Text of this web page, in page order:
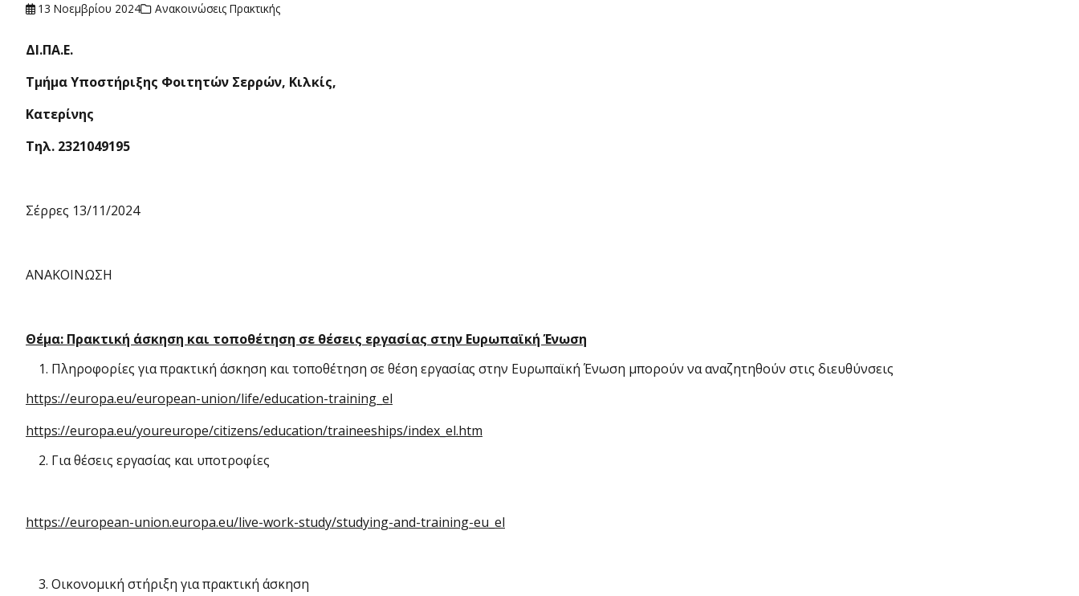
13 Νοεμβρίου 2024 Ανακοινώσεις Πρακτικής
ΔΙ.ΠΑ.Ε.
Τμήμα Υποστήριξης Φοιτητών Σερρών, Κιλκίς,
Κατερίνης
Τηλ. 2321049195
Σέρρες 13/11/2024
ΑΝΑΚΟΙΝΩΣΗ
Θέμα: Πρακτική άσκηση και τοποθέτηση σε θέσεις εργασίας στην Ευρωπαϊκή Ένωση
Πληροφορίες για πρακτική άσκηση και τοποθέτηση σε θέση εργασίας στην Ευρωπαϊκή Ένωση μπορούν να αναζητηθούν στις διευθύνσεις
https://europa.eu/european-union/life/education-training_el
https://europa.eu/youreurope/citizens/education/traineeships/index_el.htm
Για θέσεις εργασίας και υποτροφίες
https://european-union.europa.eu/live-work-study/studying-and-training-eu_el
Οικονομική στήριξη για πρακτική άσκηση